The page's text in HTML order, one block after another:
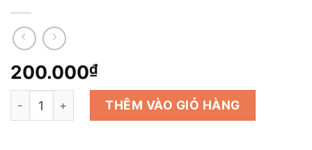
200.000₫
70ADC Vòng rung cao cấp có gai massage tăng kích
THÊM VÀO GIỎ HÀNG